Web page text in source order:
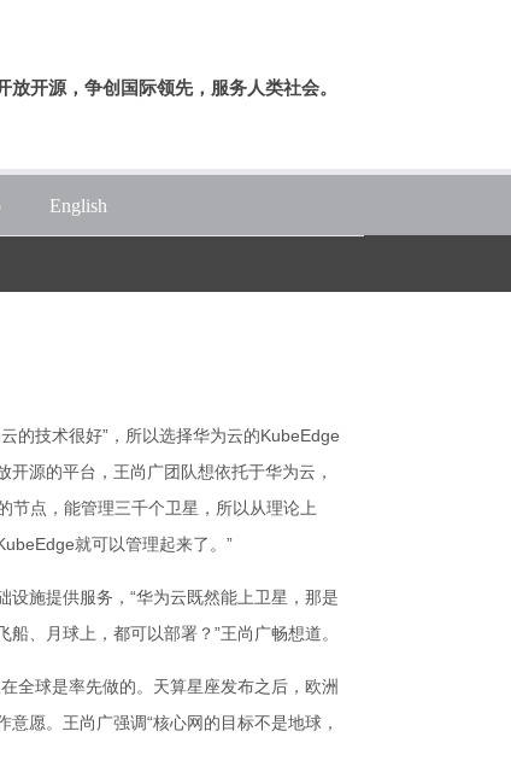
开源，争创国际领先，服务人类社会。
English
的技术很好”，所以选择华为云的KubeEdge
源的平台，王尚广团队想依托于华为云，
节点，能管理三千个卫星，所以从理论上
就可以管理起来了。”
设施提供服务，“华为云既然能上卫星，那是
、月球上，都可以部署？”王尚广畅想道。
全球是率先做的。天算星座发布之后，欧洲
愿。王尚广强调“核心网的目标不是地球，